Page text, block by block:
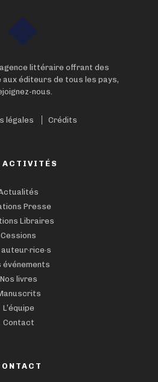
littéraire offrant des
éditeurs de tous les pays,
nous.
légales Crédits
ACTIVITÉS
Presse
Libraires
Cessions
événements
Nos livres
L’équipe
Contact